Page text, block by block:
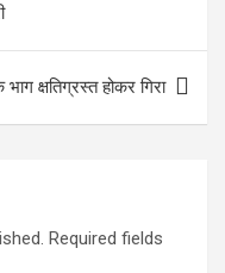
क्षतिग्रस्त होकर गिरा
Required fields